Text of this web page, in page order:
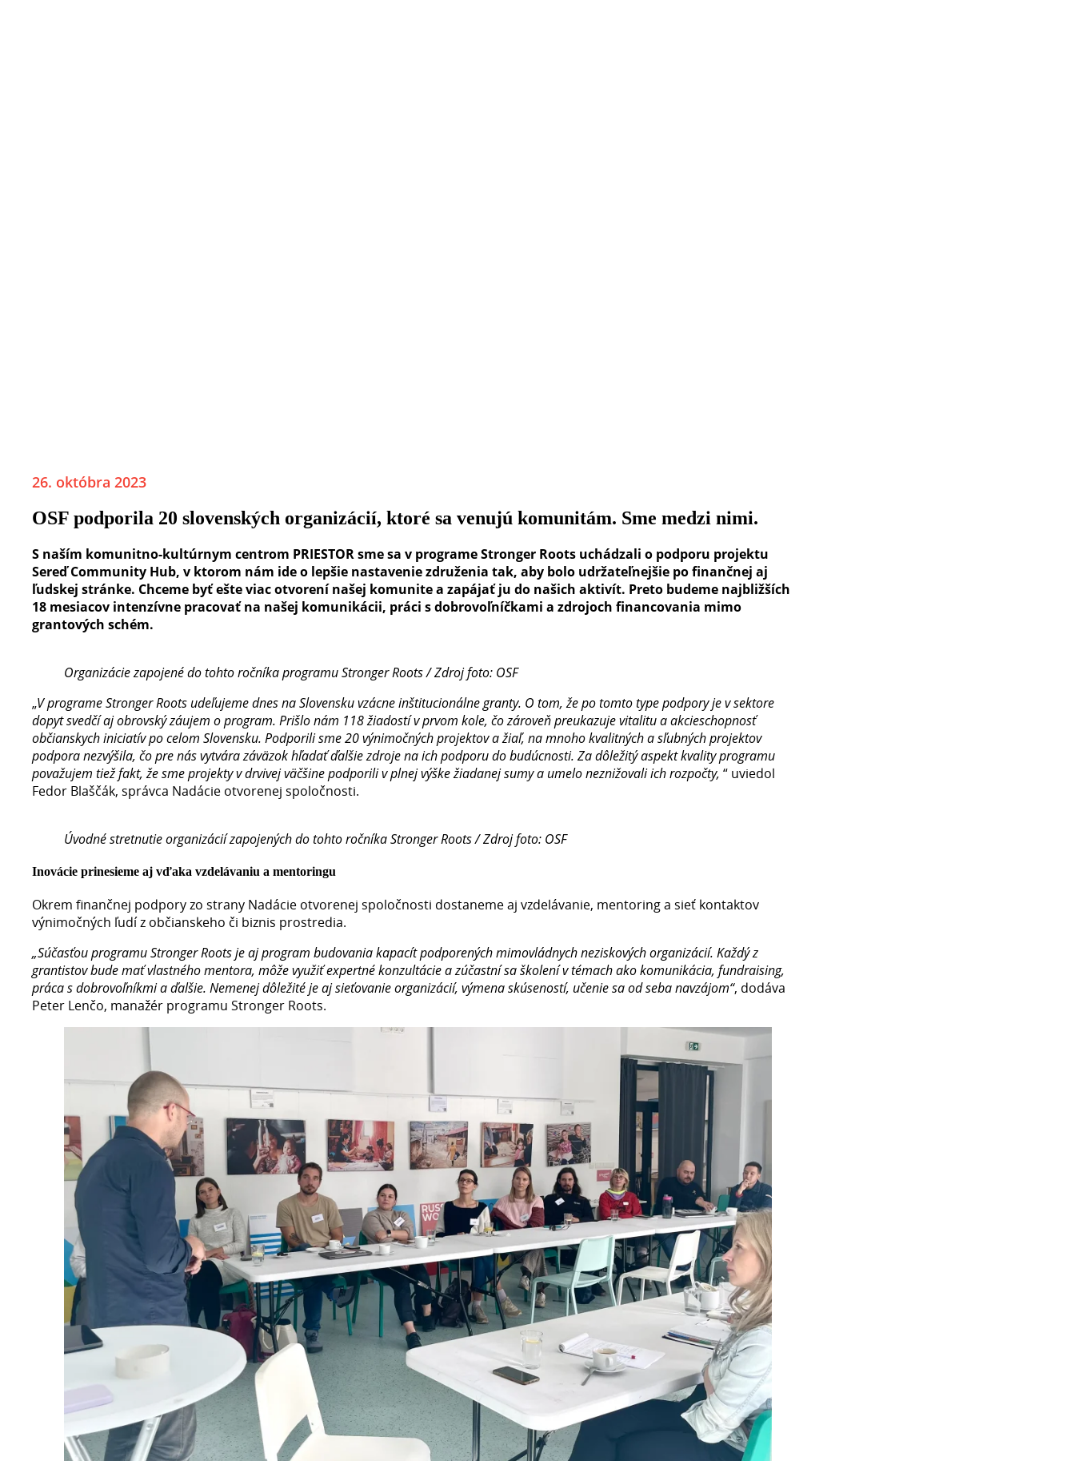
26. októbra 2023
OSF podporila 20 slovenských organizácií, ktoré sa venujú komunitám. Sme medzi nimi.
S naším komunitno-kultúrnym centrom PRIESTOR sme sa v programe Stronger Roots uchádzali o podporu projektu
Sereď Community Hub, v ktorom nám ide o lepšie nastavenie združenia tak, aby bolo udržateľnejšie po finančnej aj
ľudskej stránke. Chceme byť ešte viac otvorení našej komunite a zapájať ju do našich aktivít. Preto budeme najbližších
18 mesiacov intenzívne pracovať na našej komunikácii, práci s dobrovoľníčkami a zdrojoch financovania mimo
grantových schém.
Organizácie zapojené do tohto ročníka programu Stronger Roots / Zdroj foto: OSF
„V programe Stronger Roots udeľujeme dnes na Slovensku vzácne inštitucionálne granty. O tom, že po tomto type podpory je v sektore
dopyt svedčí aj obrovský záujem o program. Prišlo nám 118 žiadostí v prvom kole, čo zároveň preukazuje vitalitu a akcieschopnosť
občianskych iniciatív po celom Slovensku. Podporili sme 20 výnimočných projektov a žiaľ, na mnoho kvalitných a sľubných projektov
podpora nezvýšila, čo pre nás vytvára záväzok hľadať ďalšie zdroje na ich podporu do budúcnosti. Za dôležitý aspekt kvality programu
považujem tiež fakt, že sme projekty v drvivej väčšine podporili v plnej výške žiadanej sumy a umelo neznižovali ich rozpočty, “ uviedol
Fedor Blaščák, správca Nadácie otvorenej spoločnosti.
Úvodné stretnutie organizácií zapojených do tohto ročníka Stronger Roots / Zdroj foto: OSF
Inovácie prinesieme aj vďaka vzdelávaniu a mentoringu
Okrem finančnej podpory zo strany Nadácie otvorenej spoločnosti dostaneme aj vzdelávanie, mentoring a sieť kontaktov
výnimočných ľudí z občianskeho či biznis prostredia.
„Súčasťou programu Stronger Roots je aj program budovania kapacít podporených mimovládnych neziskových organizácií. Každý z
grantistov bude mať vlastného mentora, môže využiť expertné konzultácie a zúčastní sa školení v témach ako komunikácia, fundraising,
práca s dobrovoľníkmi a ďalšie. Nemenej dôležité je aj sieťovanie organizácií, výmena skúseností, učenie sa od seba navzájom“, dodáva
Peter Lenčo, manažér programu Stronger Roots.